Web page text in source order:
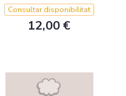
Consultar disponibilitat
12,00 €